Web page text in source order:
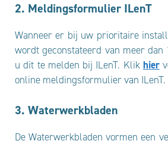
2. Meldingsformulier ILenT
Wanneer er bij uw prioritaire
wordt geconstateerd van meer dan
u dit te melden bij ILenT. Klik hier
online meldingsformulier van ILenT.
3. Waterwerkbladen
De Waterwerkbladen vormen een